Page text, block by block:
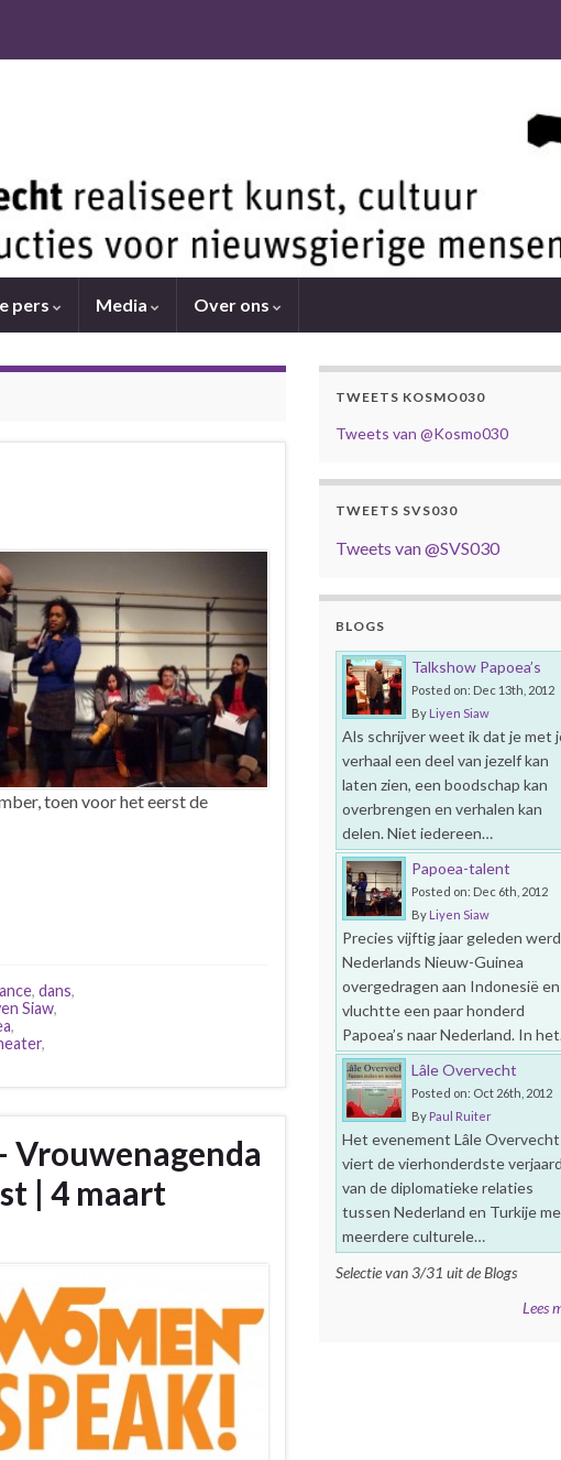
pers Media Over ons
toen voor het eerst de
, dans,
Siaw,
,
,
Vrouwenagenda
| 4 maart
TWEETS KOSMO030
Tweets van @Kosmo030
TWEETS SVS030
Tweets van @SVS030
BLOGS
Talkshow Papoea’s
Posted on: Dec 13th, 2012
By Liyen Siaw
Als schrijver weet ik dat je met
verhaal een deel van jezelf kan
laten zien, een boodschap kan
overbrengen en verhalen kan
delen. Niet iedereen…
Papoea-talent
Posted on: Dec 6th, 2012
By Liyen Siaw
Precies vijftig jaar geleden werd
Nederlands Nieuw-Guinea
overgedragen aan Indonesië en
vluchtte een paar honderd
Papoea’s naar Nederland. In
Lâle Overvecht
Posted on: Oct 26th, 2012
By Paul Ruiter
Het evenement Lâle Overvecht
viert de vierhonderdste
van de diplomatieke relaties
tussen Nederland en Turkije
meerdere culturele…
Selectie van 3/31 uit de Blogs
Lees